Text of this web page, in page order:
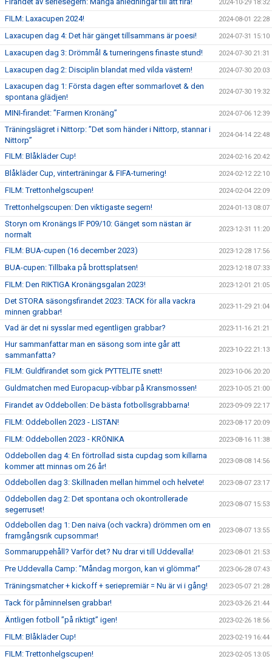
2024-10-29 18:32
FILM: Laxacupen 2024! 2024-08-01 22:28
Laxacupen dag 4: Det här gänget tillsammans är poesi! 2024-07-31 15:10
Laxacupen dag 3: Drömmål & turneringens finaste stund! 2024-07-30 21:31
Laxacupen dag 2: Disciplin blandat med vilda västern! 2024-07-30 20:03
Laxacupen dag 1: Första dagen efter sommarlovet & den
spontana glädjen!
2024-07-30 19:32
MINI-firandet: ”Farmen Kronäng” 2024-07-06 12:39
Träningslägret i Nittorp: ”Det som händer i Nittorp, stannar i
Nittorp”
2024-04-14 22:48
FILM: Blåkläder Cup! 2024-02-16 20:42
Blåkläder Cup, vinterträningar & FIFA-turnering! 2024-02-12 22:10
FILM: Trettonhelgscupen! 2024-02-04 22:09
Trettonhelgscupen: Den viktigaste segern! 2024-01-13 08:07
Storyn om Kronängs IF P09/10: Gänget som nästan är
normalt
2023-12-31 11:20
FILM: BUA-cupen (16 december 2023) 2023-12-28 17:56
BUA-cupen: Tillbaka på brottsplatsen! 2023-12-18 07:33
FILM: Den RIKTIGA Kronängsgalan 2023! 2023-12-01 21:05
Det STORA säsongsfirandet 2023: TACK för alla vackra
minnen grabbar!
2023-11-29 21:04
Vad är det ni sysslar med egentligen grabbar? 2023-11-16 21:21
Hur sammanfattar man en säsong som inte går att
sammanfatta?
2023-10-22 21:13
FILM: Guldfirandet som gick PYTTELITE snett! 2023-10-06 20:20
Guldmatchen med Europacup-vibbar på Kransmossen! 2023-10-05 21:00
Firandet av Oddebollen: De bästa fotbollsgrabbarna! 2023-09-09 22:17
FILM: Oddebollen 2023 - LISTAN! 2023-08-17 20:09
FILM: Oddebollen 2023 - KRÖNIKA 2023-08-16 11:38
Oddebollen dag 4: En förtrollad sista cupdag som killarna
kommer att minnas om 26 år!
2023-08-08 14:56
Oddebollen dag 3: Skillnaden mellan himmel och helvete! 2023-08-07 23:17
Oddebollen dag 2: Det spontana och okontrollerade
segerruset!
2023-08-07 15:53
Oddebollen dag 1: Den naiva (och vackra) drömmen om en
framgångsrik cupsommar!
2023-08-07 13:55
Sommaruppehåll? Varför det? Nu drar vi till Uddevalla! 2023-08-01 21:53
Pre Uddevalla Camp: ”Måndag morgon, kan vi glömma!” 2023-06-28 07:43
Träningsmatcher + kickoff + seriepremiär = Nu är vi i gång! 2023-05-07 21:28
Tack för påminnelsen grabbar! 2023-03-26 21:44
Äntligen fotboll ”på riktigt” igen! 2023-02-26 18:56
FILM: Blåkläder Cup! 2023-02-19 16:44
FILM: Trettonhelgscupen! 2023-02-05 13:05